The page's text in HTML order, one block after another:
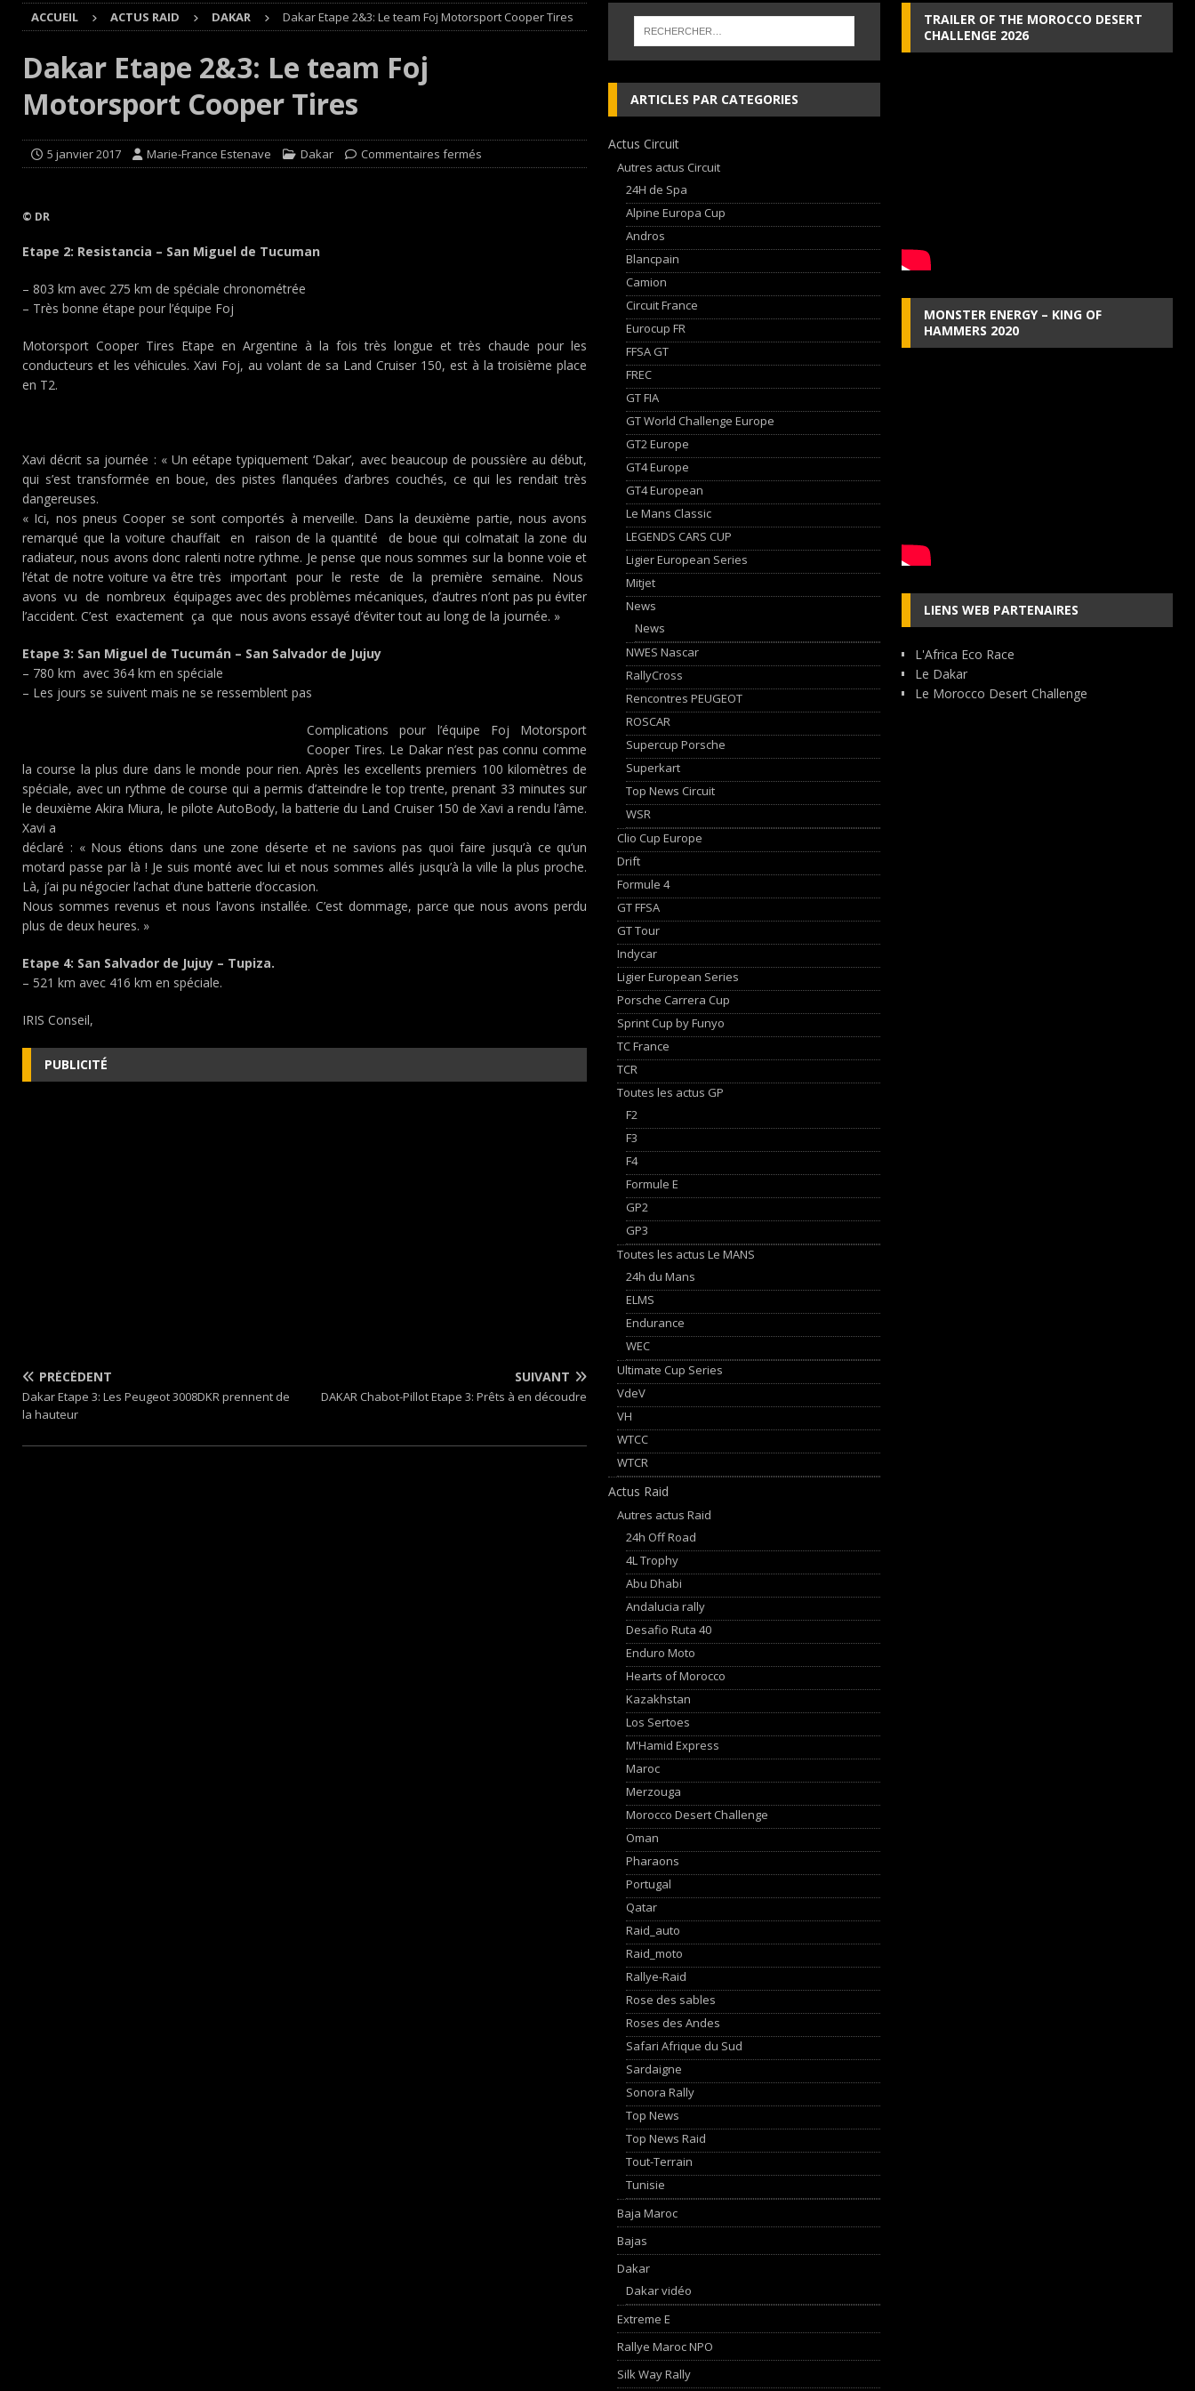
Cours
EDITO CIRCUIT
[ 4 août 2026 ]
‘1-2-4-5-3 : 50 ans de moteurs Audi cinq cylindres’ Nouvelle exposition spéciale à l’Audi museum mobile
[ 4 août 2026 ]
Autocross et SprinCar : Aydie conclut un week-end d’exception !
[ 3 août 2026 ]
GT4 AKKODIS-ASP : Victoire et double podium dans la Nièvre !
[ 4 août 2026 ] Buggyra Organization and WINBO-DONGJIAN Automotive Technology sign strategic partnership
ACCUEIL ACTUS RAID DAKAR Dakar Etape 2&3: Le team Foj Motorsport Cooper Tires
Dakar Etape 2&3: Le team Foj
Motorsport Cooper Tires
5 janvier 2017 Marie-France Estenave Dakar Commentaires fermés
© DR
Etape 2: Resistancia – San Miguel de Tucuman
– 803 km avec 275 km de spéciale chronométrée
– Très bonne étape pour l’équipe Foj
Motorsport Cooper Tires Etape en Argentine à la fois très longue et très chaude pour les
conducteurs et les véhicules. Xavi Foj, au volant de sa Land Cruiser 150, est à la troisième place
en T2.
Xavi décrit sa journée : « Un eétape typiquement ‘Dakar’, avec beaucoup de poussière au début,
qui s’est transformée en boue, des pistes flanquées d’arbres couchés, ce qui les rendait très
dangereuses.
« Ici, nos pneus Cooper se sont comportés à merveille. Dans la deuxième partie, nous avons
remarqué que la voiture chauffait en raison de la quantité de boue qui colmatait la zone du
radiateur, nous avons donc ralenti notre rythme. Je pense que nous sommes sur la bonne voie et
l’état de notre voiture va être très important pour le reste de la première semaine. Nous
avons vu de nombreux équipages avec des problèmes mécaniques, d’autres n’ont pas pu éviter
l’accident. C’est exactement ça que nous avons essayé d’éviter tout au long de la journée. »
Etape 3: San Miguel de Tucumán – San Salvador de Jujuy
– 780 km avec 364 km en spéciale
– Les jours se suivent mais ne se ressemblent pas
Complications pour l’équipe Foj Motorsport
Cooper Tires. Le Dakar n’est pas connu comme
la course la plus dure dans le monde pour rien. Après les excellents premiers 100 kilomètres de
spéciale, avec un rythme de course qui a permis d’atteindre le top trente, prenant 33 minutes sur
le deuxième Akira Miura, le pilote AutoBody, la batterie du Land Cruiser 150 de Xavi a rendu l’âme.
Xavi a
déclaré : « Nous étions dans une zone déserte et ne savions pas quoi faire jusqu’à ce qu’un
motard passe par là ! Je suis monté avec lui et nous sommes allés jusqu’à la ville la plus proche.
Là, j’ai pu négocier l’achat d’une batterie d’occasion.
Nous sommes revenus et nous l’avons installée. C’est dommage, parce que nous avons perdu
plus de deux heures. »
Etape 4: San Salvador de Jujuy – Tupiza.
– 521 km avec 416 km en spéciale.
IRIS Conseil,
PUBLICITÉ
PRÉCÉDENT
Dakar Etape 3: Les Peugeot 3008DKR prennent de
la hauteur
SUIVANT
DAKAR Chabot-Pillot Etape 3: Prêts à en découdre
ARTICLES PAR CATEGORIES
Actus Circuit
Autres actus Circuit
24H de Spa
Alpine Europa Cup
Andros
Blancpain
Camion
Circuit France
Eurocup FR
FFSA GT
FREC
GT FIA
GT World Challenge Europe
GT2 Europe
GT4 Europe
GT4 European
Le Mans Classic
LEGENDS CARS CUP
Ligier European Series
Mitjet
News
News
NWES Nascar
RallyCross
Rencontres PEUGEOT
ROSCAR
Supercup Porsche
Superkart
Top News Circuit
WSR
Clio Cup Europe
Drift
Formule 4
GT FFSA
GT Tour
Indycar
Ligier European Series
Porsche Carrera Cup
Sprint Cup by Funyo
TC France
TCR
Toutes les actus GP
F2
F3
F4
Formule E
GP2
GP3
Toutes les actus Le MANS
24h du Mans
ELMS
Endurance
WEC
Ultimate Cup Series
VdeV
VH
WTCC
WTCR
Actus Raid
Autres actus Raid
24h Off Road
4L Trophy
Abu Dhabi
Andalucia rally
Desafio Ruta 40
Enduro Moto
Hearts of Morocco
Kazakhstan
Los Sertoes
M'Hamid Express
Maroc
Merzouga
Morocco Desert Challenge
Oman
Pharaons
Portugal
Qatar
Raid_auto
Raid_moto
Rallye-Raid
Rose des sables
Roses des Andes
Safari Afrique du Sud
Sardaigne
Sonora Rally
Top News
Top News Raid
Tout-Terrain
Tunisie
Baja Maroc
Bajas
Dakar
Dakar vidéo
Extreme E
Rallye Maroc NPO
Silk Way Rally
TRAILER OF THE MOROCCO DESERT
CHALLENGE 2026
MONSTER ENERGY – KING OF
HAMMERS 2020
LIENS WEB PARTENAIRES
L'Africa Eco Race
Le Dakar
Le Morocco Desert Challenge